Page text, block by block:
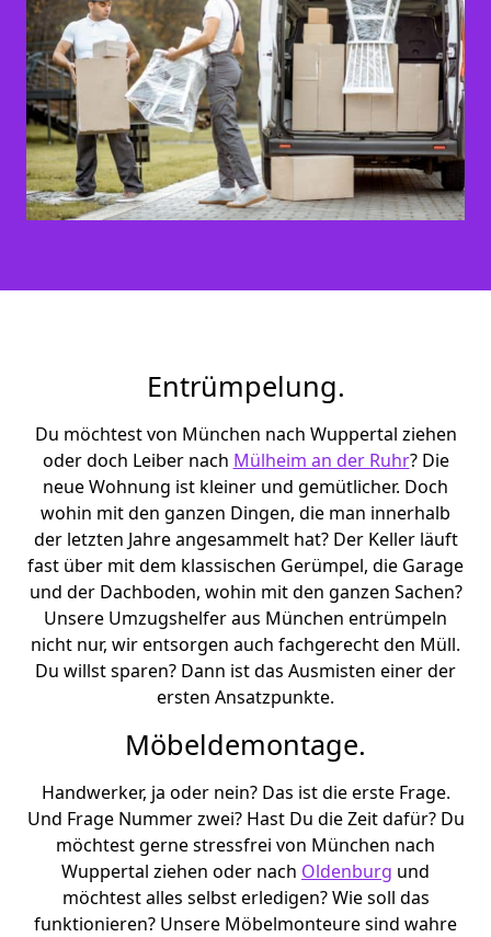
Entrümpelung.
Du möchtest von München nach Wuppertal ziehen
oder doch Leiber nach Mülheim an der Ruhr? Die
neue Wohnung ist kleiner und gemütlicher. Doch
wohin mit den ganzen Dingen, die man innerhalb
der letzten Jahre angesammelt hat? Der Keller läuft
fast über mit dem klassischen Gerümpel, die Garage
und der Dachboden, wohin mit den ganzen Sachen?
Unsere Umzugshelfer aus München entrümpeln
nicht nur, wir entsorgen auch fachgerecht den Müll.
Du willst sparen? Dann ist das Ausmisten einer der
ersten Ansatzpunkte.
Möbeldemontage.
Handwerker, ja oder nein? Das ist die erste Frage.
Und Frage Nummer zwei? Hast Du die Zeit dafür? Du
möchtest gerne stressfrei von München nach
Wuppertal ziehen oder nach Oldenburg und
möchtest alles selbst erledigen? Wie soll das
funktionieren? Unsere Möbelmonteure sind wahre